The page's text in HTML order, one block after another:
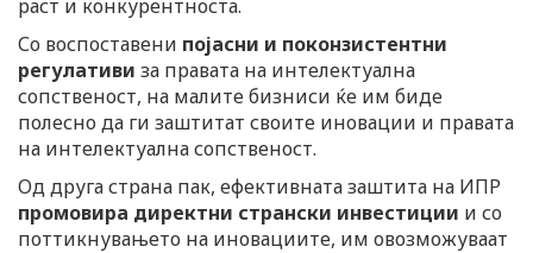
раст и конкурентноста.
Со воспоставени појасни и поконзистентни
регулативи за правата на интелектуална
сопственост, на малите бизниси ќе им биде
полесно да ги заштитат своите иновации и правата
на интелектуална сопственост.
Од друга страна пак, ефективната заштита на ИПР
промовира директни странски инвестиции и со
поттикнувањето на иновациите, им овозможуваат